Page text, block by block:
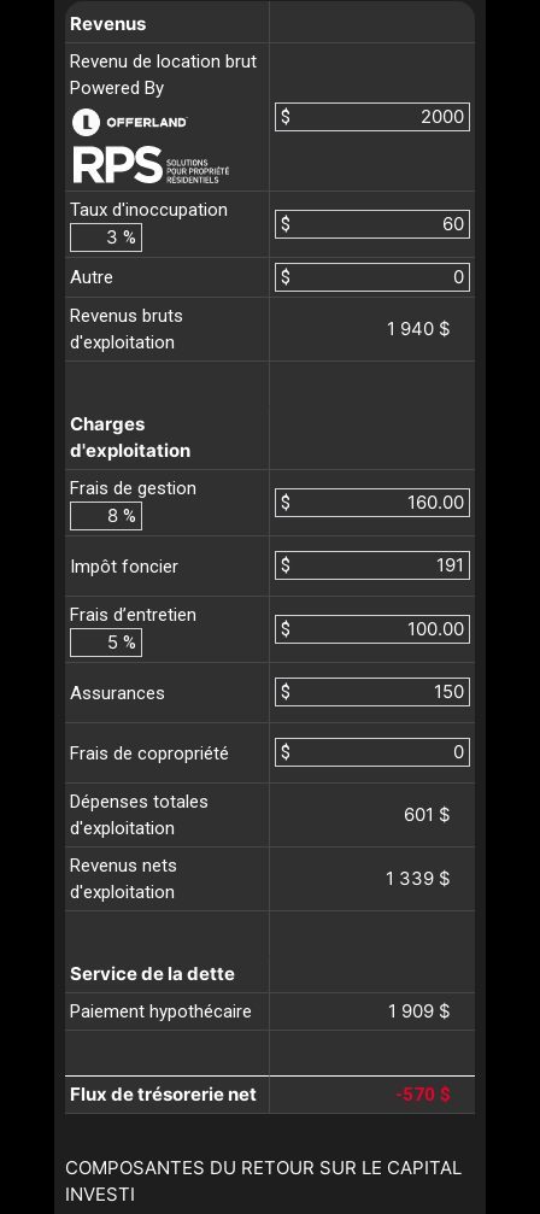
Revenus
Revenu de location brut
Powered By
$
Taux d'inoccupation
%
$
Autre
$
Revenus bruts
d'exploitation
1 940 $
Charges
d'exploitation
Frais de gestion
%
$
Impôt foncier $
Frais d’entretien
%
$
Assurances $
Frais de copropriété $
Dépenses totales
d'exploitation
601 $
Revenus nets
d'exploitation
1 339 $
Service de la dette
Paiement hypothécaire 1 909 $
Flux de trésorerie net -570 $
COMPOSANTES DU RETOUR SUR LE CAPITAL
INVESTI